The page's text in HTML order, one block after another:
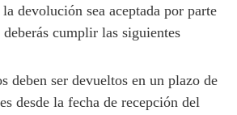
devolución sea aceptada por parte
deberás cumplir las siguientes
deben ser devueltos en un plazo de
desde la fecha de recepción del